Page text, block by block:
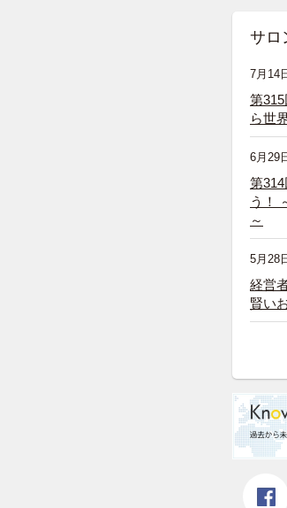
サロ
7月14
第
ら世
6月29
第
う！
～
5月28
経営
賢い